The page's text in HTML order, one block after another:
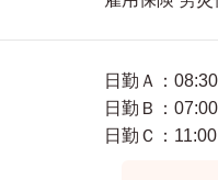
日勤Ａ：
日勤Ｂ：
日勤Ｃ：